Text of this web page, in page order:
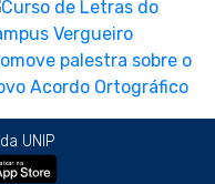
UNIP